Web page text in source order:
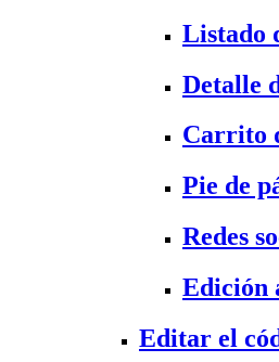
Listado
Detalle
Carrito
Pie de
Redes
Edición
Editar el